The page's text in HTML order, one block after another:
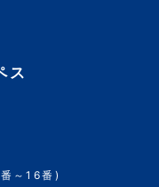
ス
～16番)